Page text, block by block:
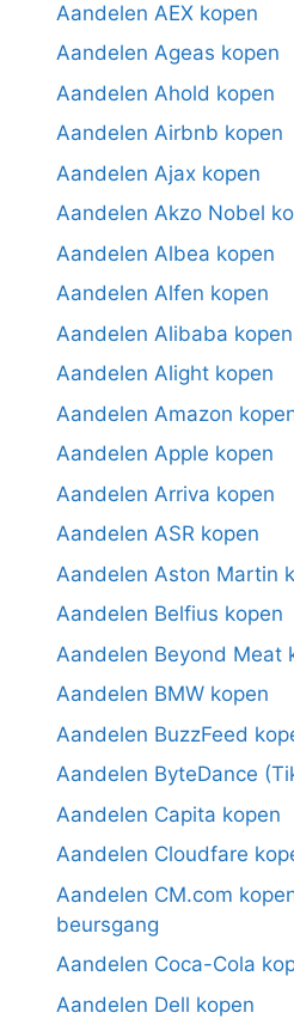
Aandelen AEX kopen
Aandelen Ageas kopen
Aandelen Ahold kopen
Aandelen Airbnb kopen
Aandelen Ajax kopen
Aandelen Akzo Nobel
Aandelen Albea kopen
Aandelen Alfen kopen
Aandelen Alibaba kopen
Aandelen Alight kopen
Aandelen Amazon
Aandelen Apple kopen
Aandelen Arriva kopen
Aandelen ASR kopen
Aandelen Aston Martin
Aandelen Belfius kopen
Aandelen Beyond Meat
Aandelen BMW kopen
Aandelen BuzzFeed
Aandelen ByteDance
Aandelen Capita kopen
Aandelen Cloudfare
Aandelen CM.com
beursgang
Aandelen Coca-Cola
Aandelen Dell kopen